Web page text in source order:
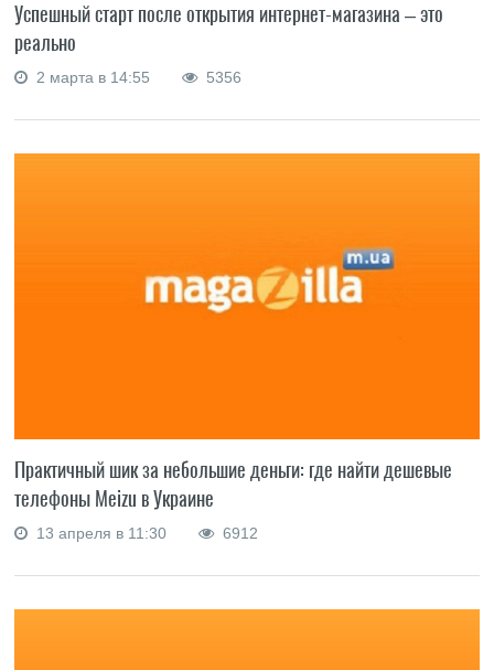
Успешный старт после открытия интернет-магазина – это
реально
2 марта в 14:55 5356
Практичный шик за небольшие деньги: где найти дешевые
телефоны Meizu в Украине
13 апреля в 11:30 6912